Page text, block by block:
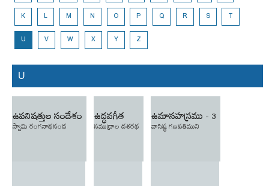
K L M N O P Q R S T
U V W X Y Z
U
ఉపనిషత్తుల సందేశం
స్వామి రంగనాథనంద
ఉద్ధవగీత
సముద్రాల దశరథ
ఉమాసహస్రము - 3
వాసిష్ఠ గణపతిముని